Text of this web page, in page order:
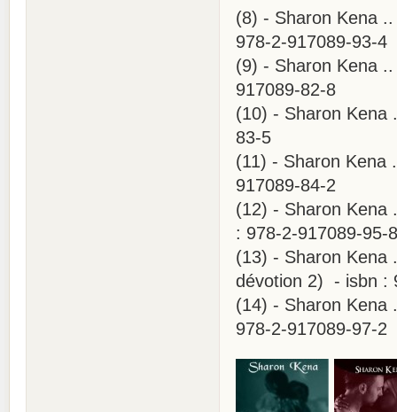
(8) - Sharon Kena
978-2-917089-93-4
(9) - Sharon Kena
917089-82-8
(10) - Sharon Kena
83-5
(11) - Sharon Kena
917089-84-2
(12) - Sharon Kena
: 978-2-917089-95-8
(13) - Sharon Kena
dévotion 2) - isbn :
(14) - Sharon Kena
978-2-917089-97-2